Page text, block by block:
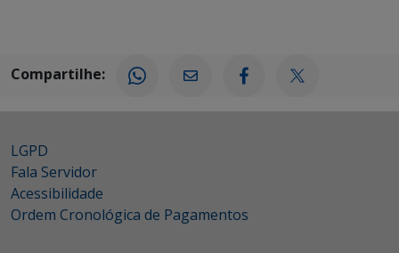
Compartilhe:
LGPD
Fala Servidor
Acessibilidade
Ordem Cronológica de Pagamentos